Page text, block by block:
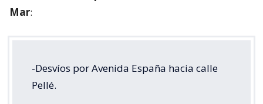
Mar:
-Desvíos por Avenida España hacia calle
Pellé.